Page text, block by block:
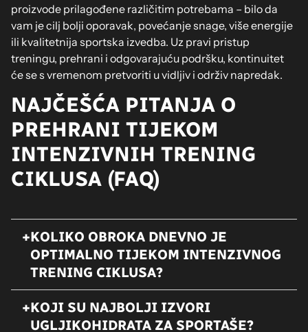
proizvode prilagođene različitim potrebama – bilo da
vam je cilj bolji oporavak, povećanje snage, više energije
ili kvalitetnija sportska izvedba. Uz pravi pristup
treningu, prehrani i odgovarajuću podršku, kontinuitet
će se s vremenom pretvoriti u vidljiv i održiv napredak.
NAJČEŠĆA PITANJA O
PREHRANI TIJEKOM
INTENZIVNIH TRENING
CIKLUSA (FAQ)
KOLIKO OBROKA DNEVNO JE
OPTIMALNO TIJEKOM INTENZIVNOG
TRENING CIKLUSA?
KOJI SU NAJBOLJI IZVORI
UGLJIKOHIDRATA ZA SPORTAŠE?